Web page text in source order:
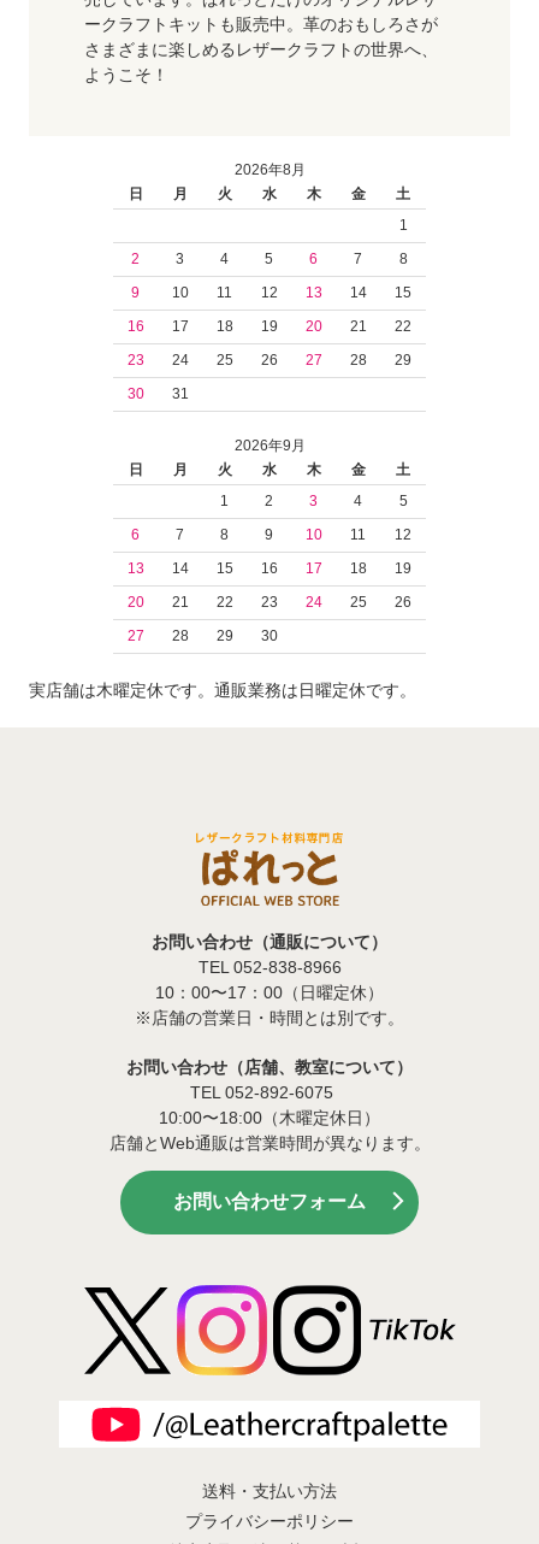
ークラフトキットも販売中。革のおもしろさが
さまざまに楽しめるレザークラフトの世界へ、
ようこそ！
2026年8月
日
月 火 水 木 金
土
1
2
3 4 5 6 7
8
9
10 11 12 13 14
15
16
17 18 19 20 21
22
23
24 25 26 27 28
29
30
31
2026年9月
日
月 火 水 木 金
土
1
2 3 4
5
6
7 8 9 10 11
12
13
14 15 16 17 18
19
20
21 22 23 24 25
26
27
28 29 30
実店舗は木曜定休です。通販業務は日曜定休です。
お問い合わせ（通販について）
TEL 052-838-8966
10：00〜17：00（日曜定休）
※店舗の営業日・時間とは別です。
お問い合わせ（店舗、教室について）
TEL 052-892-6075
10:00〜18:00（木曜定休日）
店舗とWeb通販は営業時間が異なります。
お問い合わせフォーム
送料・支払い方法
プライバシーポリシー